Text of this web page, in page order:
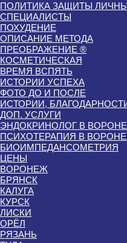
ПОЛИТИКА ЗАЩИТЫ
СПЕЦИАЛИСТЫ
ПОХУДЕНИЕ
ОПИСАНИЕ МЕТОДА
ПРЕОБРАЖЕНИЕ ®
КОСМЕТИЧЕСКАЯ
ВРЕМЯ ВСПЯТЬ
ИСТОРИИ УСПЕХА
ФОТО ДО И ПОСЛЕ
ИСТОРИИ,
ДОП. УСЛУГИ
ЭНДОКРИНОЛОГ В
ПСИХОТЕРАПИЯ В
БИОИМПЕДАНСОМЕТРИЯ
ЦЕНЫ
ВОРОНЕЖ
БРЯНСК
КАЛУГА
КУРСК
ЛИСКИ
ОРЁЛ
РЯЗАНЬ